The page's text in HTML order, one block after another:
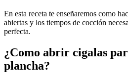
En esta receta te enseñaremos como
abiertas y los tiempos de cocción
perfecta.
¿Como abrir cigalas
plancha?